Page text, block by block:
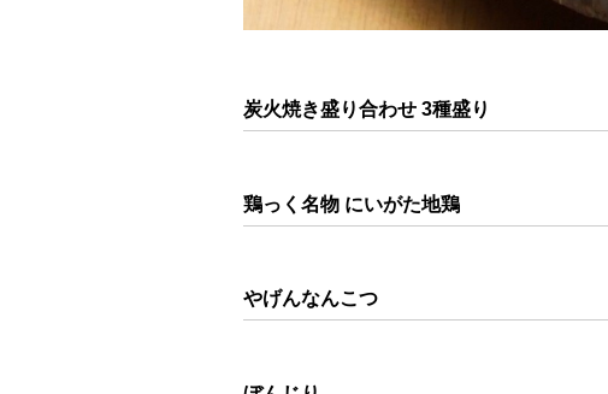
炭火焼き盛り合わせ 3種盛り
鶏っく名物 にいがた地鶏
やげんなんこつ